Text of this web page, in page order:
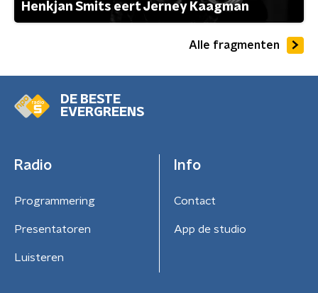
Henkjan Smits eert Jerney Kaagman
Alle fragmenten
DE BESTE
EVERGREENS
Radio
Programmering
Presentatoren
Luisteren
Info
Contact
App de studio